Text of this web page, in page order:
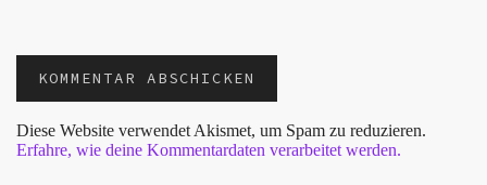
Diese Website verwendet Akismet, um Spam zu reduzieren.
Erfahre, wie deine Kommentardaten verarbeitet werden.